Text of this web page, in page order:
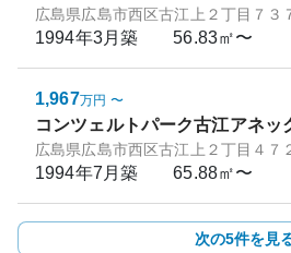
広島県広島市西区古江上２丁目７３
1994年3月築 56.83㎡〜
1,967万円 〜
コンツェルトパーク古江アネッ
広島県広島市西区古江上２丁目４７
1994年7月築 65.88㎡〜
次の5件を見